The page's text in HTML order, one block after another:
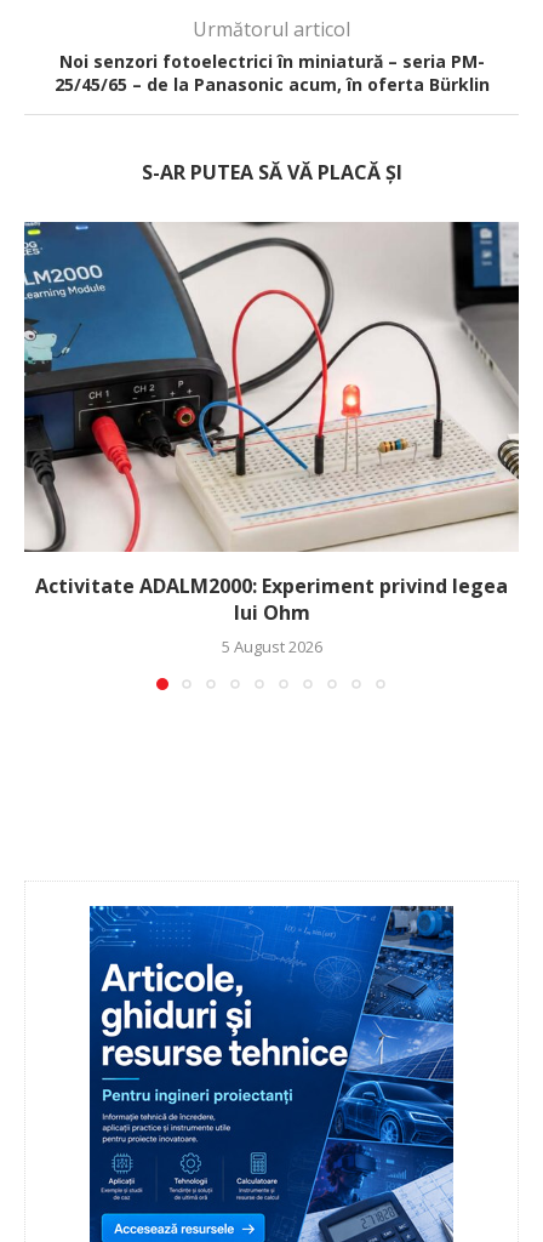
Următorul articol
Noi senzori fotoelectrici în miniatură – seria PM-
25/45/65 – de la Panasonic acum, în oferta Bürklin
S-AR PUTEA SĂ VĂ PLACĂ ȘI
Activitate ADALM2000: Experiment privind legea
lui Ohm
5 August 2026